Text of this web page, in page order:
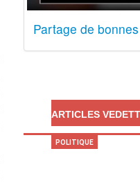
Partage de
ARTICLES
POLITIQUE